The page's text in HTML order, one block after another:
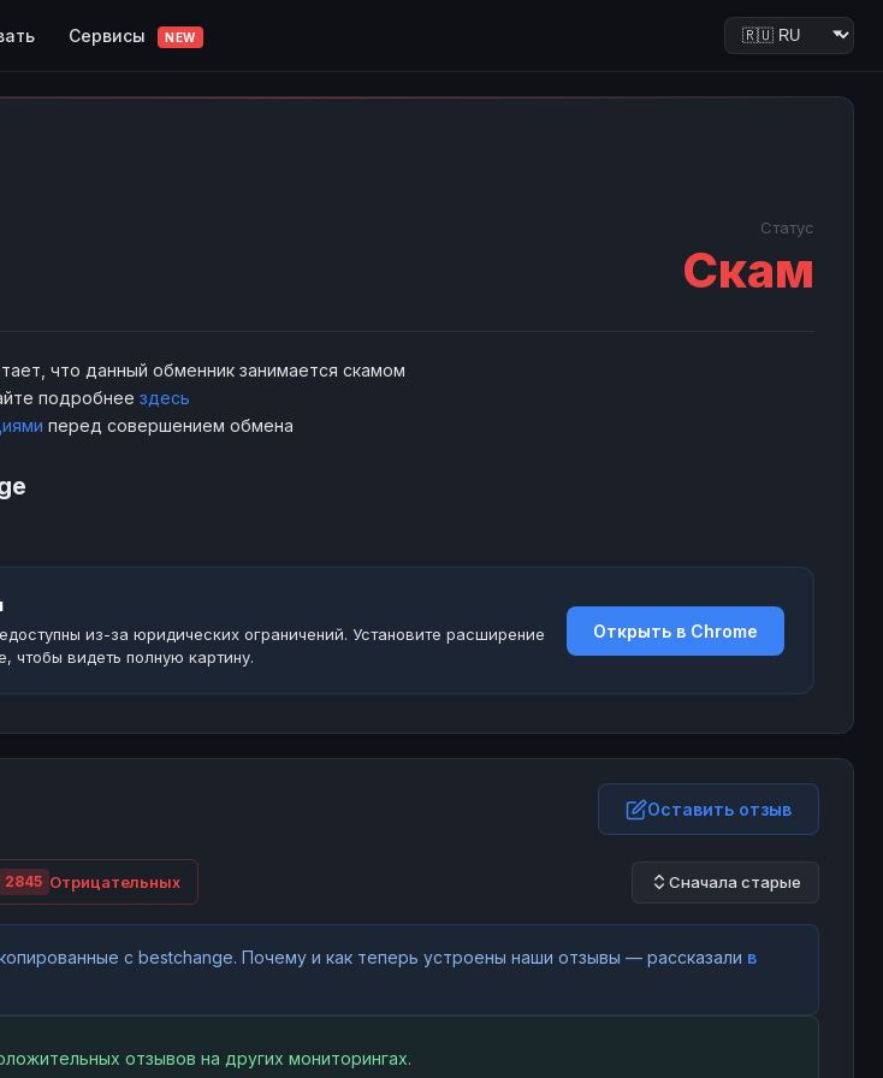
Сервисы NEW
Статус
Скам
что данный обменник занимается скамом
подробнее здесь
перед совершением обмена
из-за юридических ограничений. Установите расширение
чтобы видеть полную картину.
Открыть в Chrome
Оставить отзыв
2845 Отрицательных Сначала старые
с bestchange. Почему и как теперь устроены наши отзывы — рассказали в
отзывов на других мониторингах.